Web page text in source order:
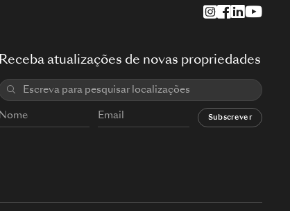
Receba atualizações de novas propriedades
Subscrever